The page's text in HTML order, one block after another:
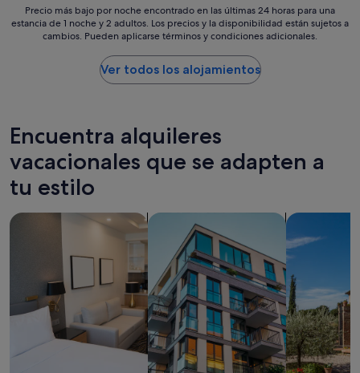
o
o
r
m
y
o
n
d
a
l
p
r
r
Precio
más
últimas
24 horas
para
una
estancia
de
1 noche
y
disponibilidad
Precio más bajo por noche encontrado en las últimas 24 horas para una
estancia de 1 noche y 2 adultos. Los precios y la disponibilidad están sujetos a
cambios. Pueden aplicarse términos y condiciones adicionales.
Ver todos los alojamientos
Encuentra alquileres
vacacionales que se adapten a
tu estilo
Buscar apartoteles Buscar apartamentos Buscar villas